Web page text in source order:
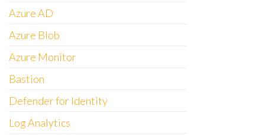
Azure AD
Azure Blob
Azure Monitor
Bastion
Defender for Identity
Log Analytics